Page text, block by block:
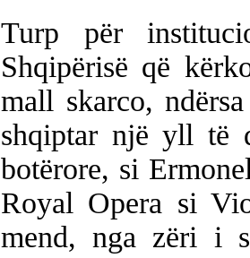
Turp për
Shqipërisë që
mall skarco,
shqiptar një yll të
botërore, si
Royal Opera si
mend, nga zëri i